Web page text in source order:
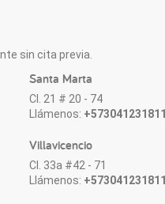
sin cita previa.
Santa Marta
Cl. 21 # 20 - 74
Llámenos: +573041231811
Villavicencio
Cl. 33a #42 - 71
Llámenos: +573041231811